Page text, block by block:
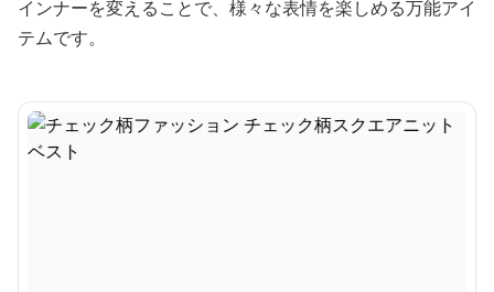
インナーを変えることで、様々な表情を楽しめる万能アイ
テムです。